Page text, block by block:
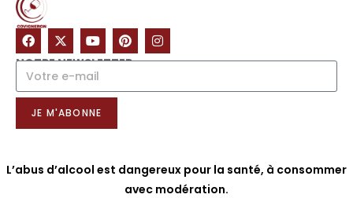
NOTRE NEWSLETTER
JE M'ABONNE
L’abus d’alcool est dangereux pour la santé, à consommer
avec modération.